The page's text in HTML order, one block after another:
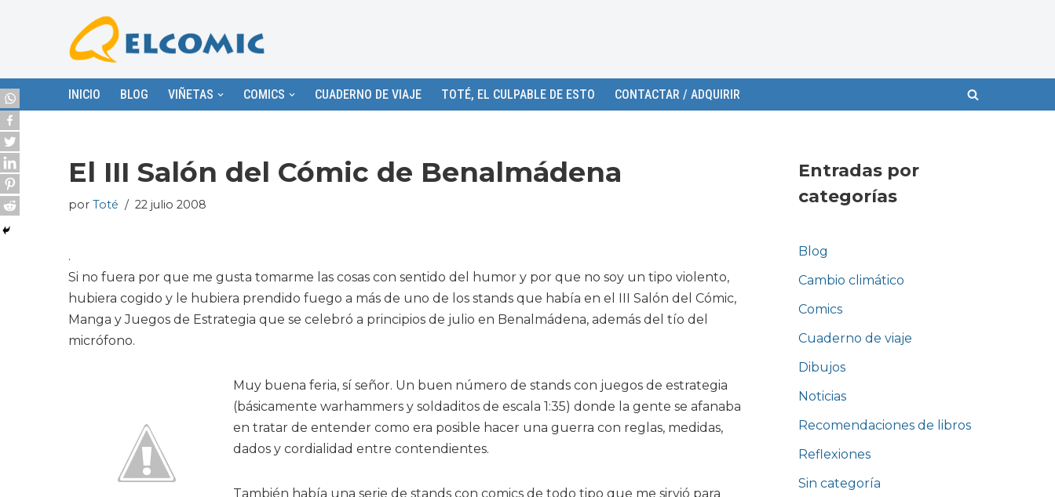
contenido
INICIO BLOG VIÑETAS COMICS CUADERNO DE VIAJE TOTÉ, EL CULPABLE DE ESTO CONTACTAR / ADQUIRIR
El III Salón del Cómic de Benalmádena
por Toté 22 julio 2008
.
Si no fuera por que me gusta tomarme las cosas con sentido del humor y por que no soy un tipo violento,
hubiera cogido y le hubiera prendido fuego a más de uno de los stands que había en el III Salón del Cómic,
Manga y Juegos de Estrategia que se celebró a principios de julio en Benalmádena, además del tío del
micrófono.
Muy buena feria, sí señor. Un buen número de stands con juegos de estrategia
(básicamente warhammers y soldaditos de escala 1:35) donde la gente se afanaba
en tratar de entender como era posible hacer una guerra con reglas, medidas,
dados y cordialidad entre contendientes.
También había una serie de stands con comics de todo tipo que me sirvió para
Entradas por
categorías
Blog
Cambio climático
Comics
Cuaderno de viaje
Dibujos
Noticias
Recomendaciones de libros
Reflexiones
Sin categoría